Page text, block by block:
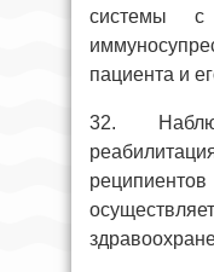
системы с
пациента и
32.